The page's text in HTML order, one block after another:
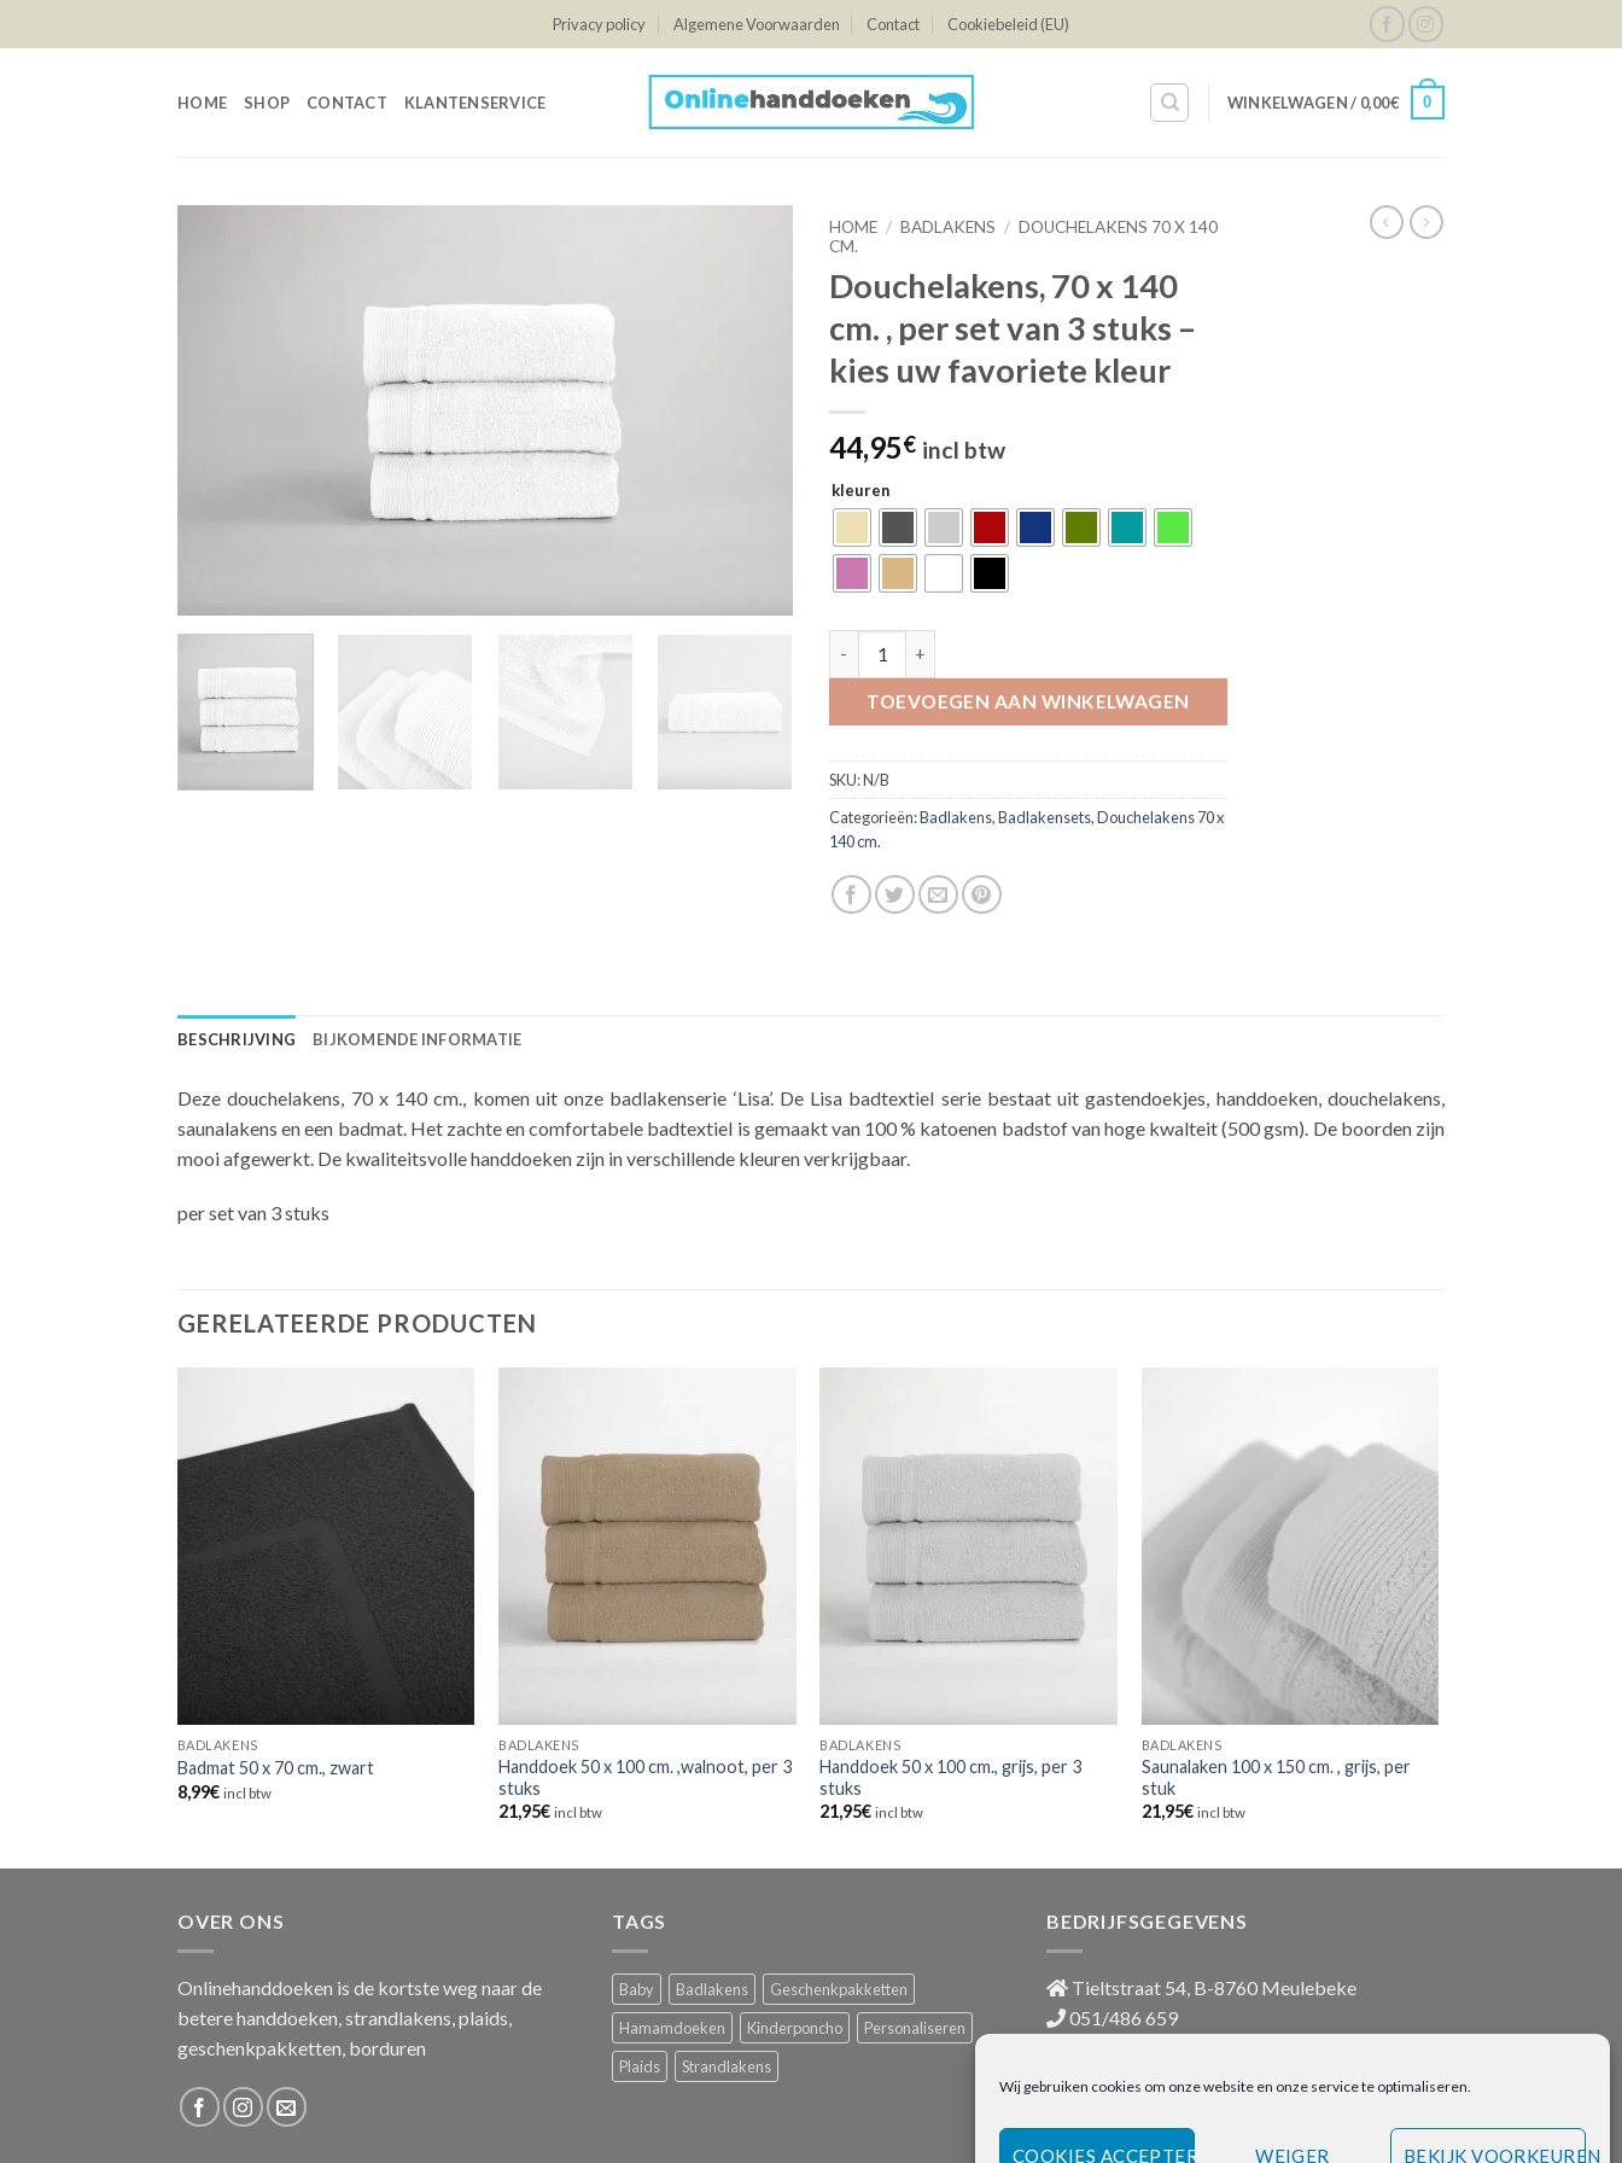
Wij gebruiken cookies om onze website en onze service te optimaliseren.
COOKIES ACCEPTEREN WEIGER BEKIJK VOORKEUREN
to
Privacy policy Algemene Voorwaarden Contact Cookiebeleid (EU)
HOME SHOP CONTACT KLANTENSERVICE WINKELWAGEN / 0,00€ 0
HOME / BADLAKENS / DOUCHELAKENS 70 X 140
CM.
Douchelakens, 70 x 140
cm. , per set van 3 stuks –
kies uw favoriete kleur
44,95€ incl btw
kleuren
TOEVOEGEN AAN WINKELWAGEN
SKU:N/B
Categorieën:Badlakens,Badlakensets,Douchelakens 70 x
140 cm.
BESCHRIJVING BIJKOMENDE INFORMATIE
Deze douchelakens, 70 x 140 cm., komen uit onze badlakenserie ‘Lisa’. De Lisa badtextiel serie bestaat uit gastendoekjes, handdoeken, douchelakens,
saunalakens en een badmat. Het zachte en comfortabele badtextiel is gemaakt van 100 % katoenen badstof van hoge kwalteit (500 gsm). De boorden zijn
mooi afgewerkt. De kwaliteitsvolle handdoeken zijn in verschillende kleuren verkrijgbaar.
per set van 3 stuks
GERELATEERDE PRODUCTEN
BADLAKENS
Badmat 50 x 70 cm., zwart
8,99€ incl btw
BADLAKENS
Handdoek 50 x 100 cm. ,walnoot, per 3
stuks
21,95€ incl btw
BADLAKENS
Handdoek 50 x 100 cm., grijs, per 3
stuks
21,95€ incl btw
BADLAKENS
Saunalaken 100 x 150 cm. , grijs, per
stuk
21,95€ incl btw
OVER ONS
Onlinehanddoeken is de kortste weg naar de
betere handdoeken, strandlakens, plaids,
geschenkpakketten, borduren
TAGS
Baby Badlakens
Geschenkpakketten
Hamamdoeken
Kinderponcho
Personaliseren
Plaids
Strandlakens
BEDRIJFSGEGEVENS
Tieltstraat 54, B-8760 Meulebeke
051/486 659
BTW nr.: BE0860.852.630